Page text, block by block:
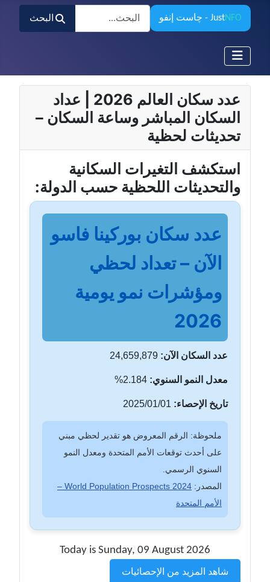
JustNFO - چاست إنفو
البحث
البحث
عدد سكان العالم 2026 | عداد
السكان المباشر وساعة السكان –
تحديثات لحظية
استكشف التغيرات السكانية
والتحديثات اللحظية حسب الدولة:
عدد سكان بوركينا فاسو
الآن – تعداد لحظي
ومؤشرات نمو يومية
2026
عدد السكان الآن: 24,659,879
معدل النمو السنوي:
تاريخ الإحصاء:
ملحوظة: الرقم المعروض هو تقدير لحظي مبني
على أحدث توقعات الأمم المتحدة ومعدل النمو
السنوي الرسمي.
المصدر:
World Population Prospects 2024 –
الأمم المتحدة
Today is Sunday, 09 August 2026
شاهد المزيد من الإحصائيات